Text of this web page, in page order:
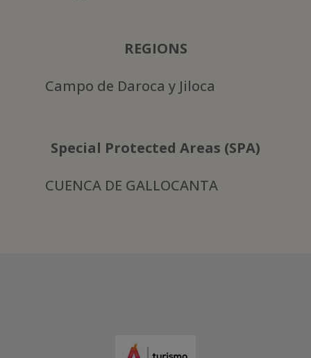
REGIONS
Campo de Daroca y Jiloca
Special Protected Areas (SPA)
CUENCA DE GALLOCANTA